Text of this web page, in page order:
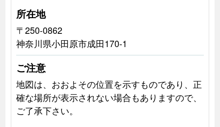
所在地
〒250-0862
神奈川県小田原市成田170-1
ご注意
地図は、おおよその位置を示すものであり、正
確な場所が表示されない場合もありますので、
ご了承下さい。